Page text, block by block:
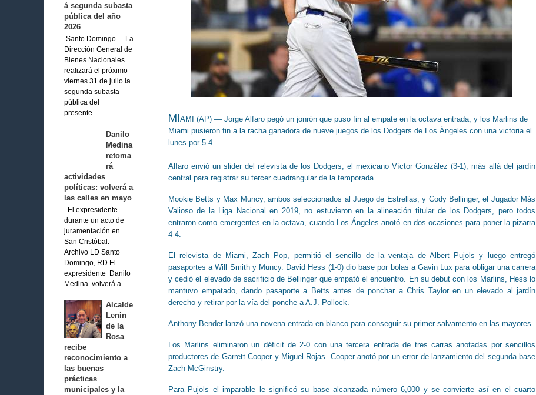
á segunda subasta
pública del año
2026
Santo Domingo. – La
Dirección General de
Bienes Nacionales
realizará el próximo
viernes 31 de julio la
segunda subasta
pública del
presente...
Danilo
Medina
retoma
rá
actividades
políticas: volverá a
las calles en mayo
El expresidente
durante un acto de
juramentación en
San Cristóbal.
Archivo LD Santo
Domingo, RD El
expresidente Danilo
Medina volverá a ...
Alcalde
Lenin
de la
Rosa
recibe
reconocimiento a
las buenas
prácticas
municipales y la
MIAMI (AP) — Jorge Alfaro pegó un jonrón que puso fin al empate en la octava entrada, y los Marlins de
Miami pusieron fin a la racha ganadora de nueve juegos de los Dodgers de Los Ángeles con una victoria el
lunes por 5-4.
Alfaro envió un slider del relevista de los Dodgers, el mexicano Víctor González (3-1), más allá del jardín
central para registrar su tercer cuadrangular de la temporada.
Mookie Betts y Max Muncy, ambos seleccionados al Juego de Estrellas, y Cody Bellinger, el Jugador Más
Valioso de la Liga Nacional en 2019, no estuvieron en la alineación titular de los Dodgers, pero todos
entraron como emergentes en la octava, cuando Los Ángeles anotó en dos ocasiones para poner la pizarra
4-4.
El relevista de Miami, Zach Pop, permitió el sencillo de la ventaja de Albert Pujols y luego entregó
pasaportes a Will Smith y Muncy. David Hess (1-0) dio base por bolas a Gavin Lux para obligar una carrera
y cedió el elevado de sacrificio de Bellinger que empató el encuentro. En su debut con los Marlins, Hess lo
mantuvo empatado, dando pasaporte a Betts antes de ponchar a Chris Taylor en un elevado al jardín
derecho y retirar por la vía del ponche a A.J. Pollock.
Anthony Bender lanzó una novena entrada en blanco para conseguir su primer salvamento en las mayores.
Los Marlins eliminaron un déficit de 2-0 con una tercera entrada de tres carras anotadas por sencillos
productores de Garrett Cooper y Miguel Rojas. Cooper anotó por un error de lanzamiento del segunda base
Zach McGinstry.
Para Pujols el imparable le significó su base alcanzada número 6,000 y se convierte así en el cuarto